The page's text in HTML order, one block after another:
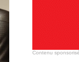
Contenu